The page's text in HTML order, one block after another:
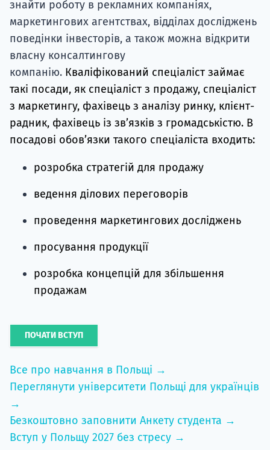
знайти роботу в рекламних компаніях,
маркетингових агентствах, відділах досліджень
поведінки інвесторів, а також можна відкрити
власну консалтингову
компанію. Кваліфікований спеціаліст займає
такі посади, як спеціаліст з продажу, спеціаліст
з маркетингу, фахівець з аналізу ринку, клієнт-
радник, фахівець із зв’язків з громадськістю. В
посадові обов’язки такого спеціаліста входить:
розробка стратегій для продажу
ведення ділових переговорів
проведення маркетингових досліджень
просування продукції
розробка концепцій для збільшення
продажам
ПОЧАТИ ВСТУП
Все про навчання в Польщі →
Переглянути університети Польщі для українців
→
Безкоштовно заповнити Анкету студента →
Вступ у Польщу 2027 без стресу →